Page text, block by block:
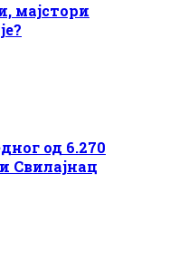
мајстори
од 6.270
Свилајнац